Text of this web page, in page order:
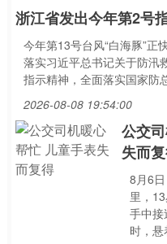
浙江省发出今年第2号
今年第13号台风“白海豚”正
落实习近平总书记关于防汛
指示精神，全面落实国家防
2026-08-08 19:54:00
公交
失而
8月6
里，
手中接
时，